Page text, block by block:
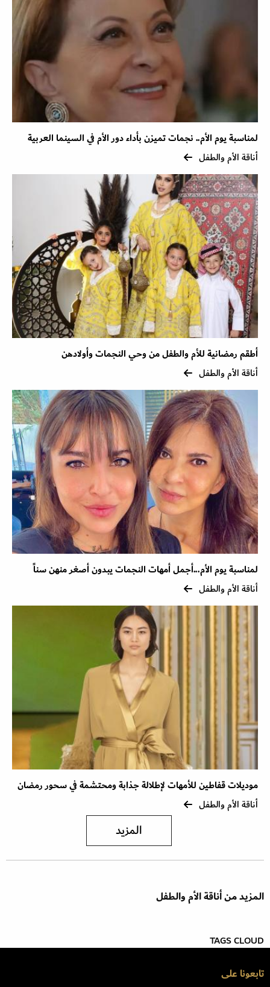
لمناسبة يوم الأم.. نجمات تميزن بأداء دور الأم في السينما العربية
أناقة الأم والطفل
أطقم رمضانية للأم والطفل من وحي النجمات وأولادهن
أناقة الأم والطفل
لمناسبة يوم الأم...أجمل أمهات النجمات يبدون أصغر منهن سناً
أناقة الأم والطفل
موديلات قفاطين للأمهات لإطلالة جذابة ومحتشمة في سحور رمضان
أناقة الأم والطفل
المزيد
المزيد من أناقة الأم والطفل
TAGS CLOUD
تابعونا على